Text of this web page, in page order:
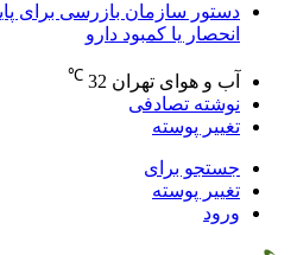
دستور سازمان بازرسی برای
انحصار یا کمبود دارو
آب و هوای تهران 32
℃
نوشته تصادفی
تغییر پوسته
جستجو برای
تغییر پوسته
ورود